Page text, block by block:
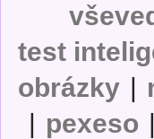
test
obrázky |
| pexeso |